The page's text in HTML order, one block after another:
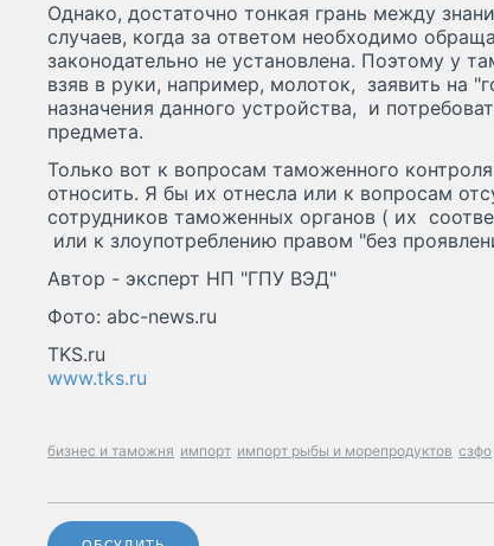
Однако, достаточно тонкая грань между
случаев, когда за ответом необходимо
законодательно не установлена. Поэтому у
взяв в руки, например, молоток, заявить на
назначения данного устройства, и
предмета.
Только вот к вопросам таможенного
относить. Я бы их отнесла или к вопросам
сотрудников таможенных органов ( их
или к злоупотреблению правом "без
Автор - эксперт НП "ГПУ ВЭД"
Фото: abc-news.ru
TKS.ru
www.tks.ru
бизнес и таможня импорт импорт рыбы и морепродуктов сзфо